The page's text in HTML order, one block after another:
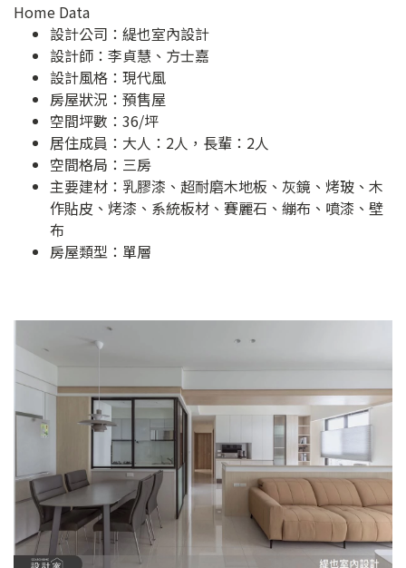
Home Data
設計公司： 緹也室內設計
設計師：李貞慧、方士嘉
設計風格：現代風
房屋狀況：預售屋
空間坪數：36/坪
居住成員：大人：2人，長輩：2人
空間格局：三房
主要建材：乳膠漆、超耐磨木地板、灰鏡、烤玻、木
作貼皮、烤漆、系統板材、賽麗石、繃布、噴漆、壁
布
房屋類型：單層